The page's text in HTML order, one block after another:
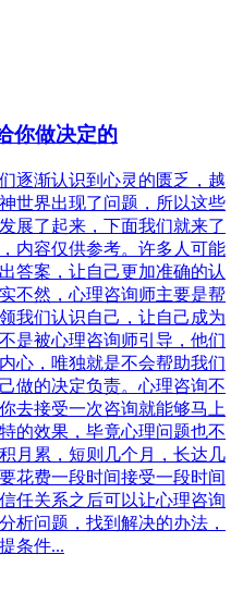
你做决定的
逐渐认识到心灵的匮乏，越
世界出现了问题，所以这些
展了起来，下面我们就来了
内容仅供参考。许多人可能
答案，让自己更加准确的认
不然，心理咨询师主要是帮
我们认识自己，让自己成为
是被心理咨询师引导，他们
心，唯独就是不会帮助我们
做的决定负责。心理咨询不
去接受一次咨询就能够马上
的效果，毕竟心理问题也不
月累，短则几个月，长达几
花费一段时间接受一段时间
任关系之后可以让心理咨询
析问题，找到解决的办法，
条件...